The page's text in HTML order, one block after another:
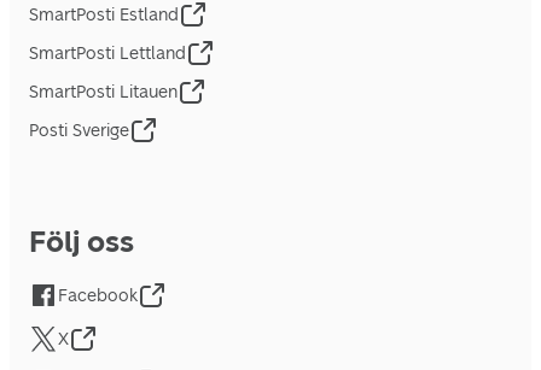
SmartPosti Estland
SmartPosti Lettland
SmartPosti Litauen
Posti Sverige
Följ oss
Facebook
X